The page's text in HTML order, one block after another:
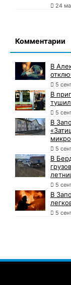
24
Комментарии
В
5
В
5
В
5
В
5
В
5